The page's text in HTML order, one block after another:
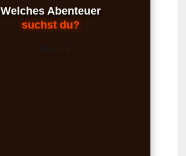
Welches Abenteuer
suchst du?